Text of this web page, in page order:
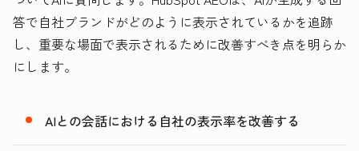
答で自社ブランドがどのように表示されているかを追跡
し、重要な場面で表示されるために改善すべき点を明らか
にします。
AIとの会話における自社の表示率を改善する